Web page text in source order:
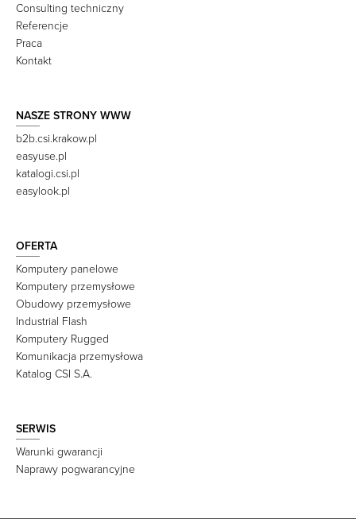
Consulting techniczny
Referencje
Praca
Kontakt
NASZE STRONY WWW
b2b.csi.krakow.pl
easyuse.pl
katalogi.csi.pl
easylook.pl
OFERTA
Komputery panelowe
Komputery przemysłowe
Obudowy przemysłowe
Industrial Flash
Komputery Rugged
Komunikacja przemysłowa
Katalog CSI S.A.
SERWIS
Warunki gwarancji
Naprawy pogwarancyjne